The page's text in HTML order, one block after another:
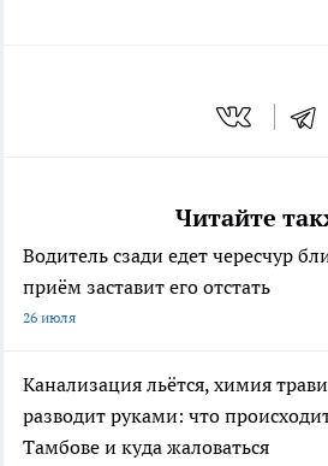
Читайте
Водитель сзади едет чересчур
приём заставит его отстать
26 июля
Канализация льётся, химия
разводит руками: что
Тамбове и куда жаловаться